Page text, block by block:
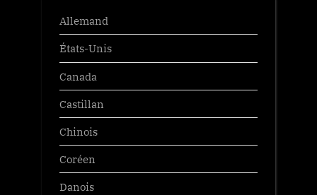
Allemand
États-Unis
Canada
Castillan
Chinois
Coréen
Danois